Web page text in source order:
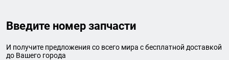
Введите номер запчасти
И получите предложения со всего мира с бесплатной доставкой
до Вашего города